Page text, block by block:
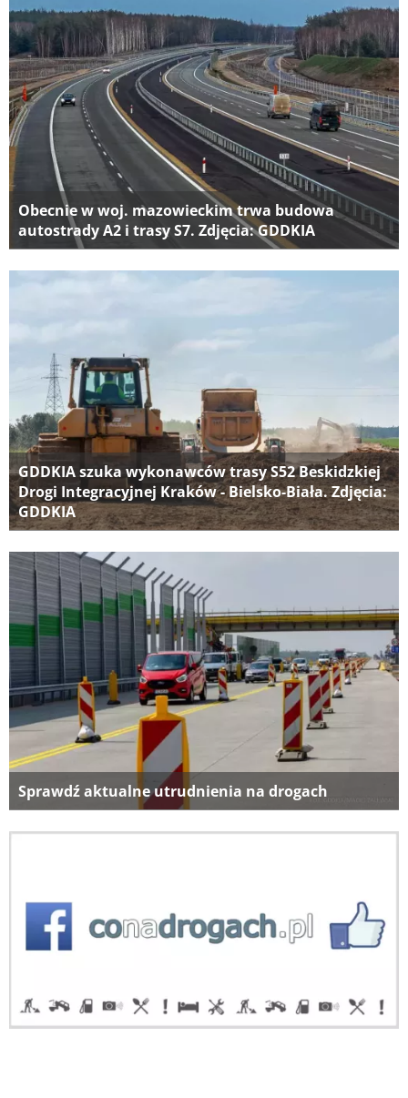
Obecnie w woj. mazowieckim trwa budowa
autostrady A2 i trasy S7. Zdjęcia: GDDKIA
GDDKIA szuka wykonawców trasy S52 Beskidzkiej
Drogi Integracyjnej Kraków - Bielsko-Biała. Zdjęcia:
GDDKIA
Sprawdź aktualne utrudnienia na drogach